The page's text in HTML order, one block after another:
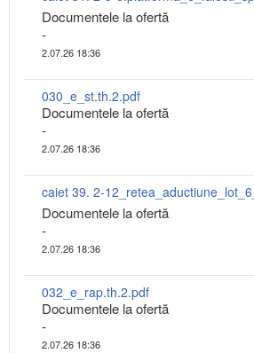
Documentele la ofertă
-
2.07.26 18:36
030_e_st.th.2.pdf
Documentele la ofertă
-
2.07.26 18:36
Documentele la ofertă
-
2.07.26 18:36
032_e_rap.th.2.pdf
Documentele la ofertă
-
2.07.26 18:36